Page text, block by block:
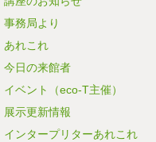
事務局より
あれこれ
今日の来館者
イベント（eco-T主催）
展示更新情報
インタープリターあれこれ